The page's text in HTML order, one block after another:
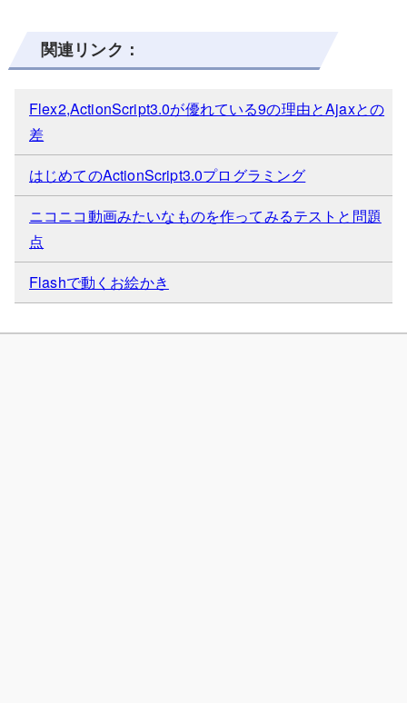
関連リンク：
Flex2,ActionScript3.0が優れている9の理由とAjaxとの
差
はじめてのActionScript3.0プログラミング
ニコニコ動画みたいなものを作ってみるテストと問題
点
Flashで動くお絵かき